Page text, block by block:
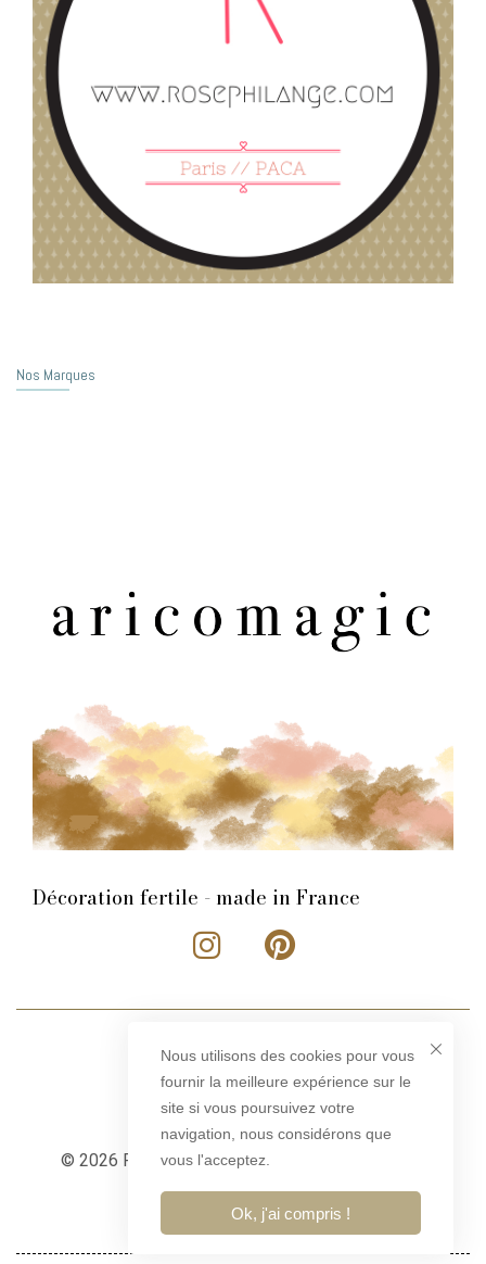
Nos Marques
Décoration fertile - made in France
© 2026 Rose Philange – Tous droits réservés –
Conceptionibfy.fr
Nous utilisons des cookies pour vous
fournir la meilleure expérience sur le
site si vous poursuivez votre
navigation, nous considérons que
vous l'acceptez.
Ok, j'ai compris !